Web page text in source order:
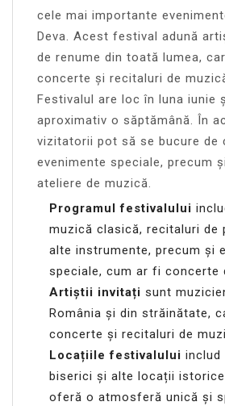
cele mai importante
Deva. Acest festival adună
de renume din toată lumea,
concerte și recitaluri de
Festivalul are loc în luna iunie
aproximativ o săptămână. În
vizitatorii pot să se bucure de
evenimente speciale, precum
ateliere de muzică.
Programul festivalului
muzică clasică, recitaluri de
alte instrumente, precum și
speciale, cum ar fi concerte
Artiștii invitați sunt
România și din străinătate,
concerte și recitaluri de
Locațiile festivalului includ
biserici și alte locații istorice
oferă o atmosferă unică și